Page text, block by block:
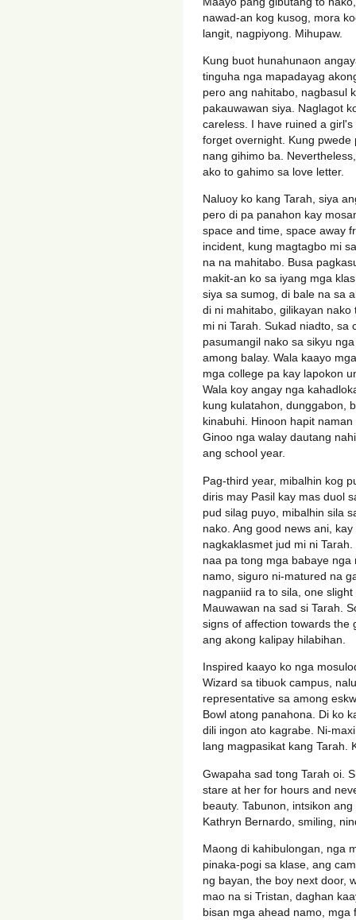
nawad-an kog kusog, mora
langit, nagpiyong. Mihupaw.
Kung buot hunahunaon
tinguha nga mapadayag
pero ang nahitabo, nagbasul
pakauwawan siya. Naglagot
careless. I have ruined a
forget overnight. Kung
nang gihimo ba.
ako to gahimo sa love letter.
Naluoy ko kang Tarah, siya
pero di pa panahon kay
space and time, space away
incident, kung magtagbo mi
na na mahitabo. Busa
makit-an ko sa iyang mga
siya sa sumog, di bale na sa
di ni mahitabo, gilikayan
mi ni Tarah. Sukad niadto, sa
pasumangil nako sa sikyu
among balay. Wala kaayo
mga college pa kay lapokon
Wala koy angay nga
kung kulatahon, dunggabon,
kinabuhi. Hinoon hapit
Ginoo nga walay dautang
ang school year.
Pag-third year, mibalhin kog
diris may Pasil kay mas duol
pud silag puyo, mibalhin sila
nako. Ang good news ani,
nagkaklasmet jud mi ni
naa pa tong mga babaye
namo, siguro ni-matured na
nagpaniid ra to sila, one
Mauwawan na sad si Tarah.
signs of affection towards the
ang akong kalipay hilabihan.
Inspired kaayo ko nga
Wizard sa tibuok campus,
representative sa among
Bowl atong panahona. Di ko
dili ingon ato kagrabe. Ni-
lang magpasikat kang Tarah.
Gwapaha sad tong Tarah oi.
stare at her for hours and
beauty. Tabunon, intsikon
Kathryn Bernardo, smiling,
Maong di kahibulongan, nga
pinaka-pogi sa klase, ang
ng bayan, the boy next door,
mao na si Tristan, daghan
bisan mga ahead namo, mga